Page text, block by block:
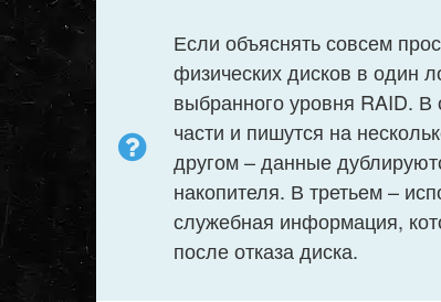
Если объяснять совсем
физических дисков в один
выбранного уровня RAID.
части и пишутся на
другом – данные
накопителя. В третьем –
служебная информация,
после отказа диска.